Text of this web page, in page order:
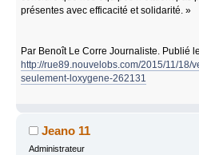
présentes avec efficacité et solidarité. »
Par Benoît Le Corre Journaliste. Publié
http://rue89.nouvelobs.com/2015/11/18/
seulement-loxygene-262131
Jeano 11
Administrateur